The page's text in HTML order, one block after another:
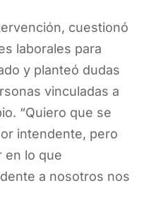
cuestionó
laborales para
y planteó dudas
vinculadas a
“Quiero que se
intendente, pero
en lo que
a nosotros nos